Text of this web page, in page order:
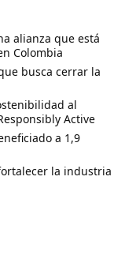
alianza que está
Colombia
busca cerrar la
al
Active
a 1,9
la industria